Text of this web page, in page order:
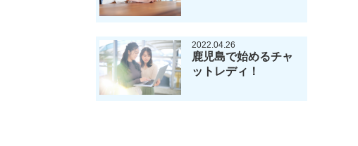
2022.04.26
鹿児島で始めるチャ
ットレディ！